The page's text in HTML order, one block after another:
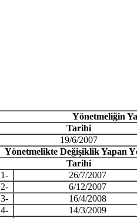
Yönetmeliğin
Tarihi
19/6/2007
Yönetmelikte Değişiklik Yapan
Tarihi
1-
26/7/2007
2-
6/12/2007
3-
16/4/2008
4-
14/3/2009